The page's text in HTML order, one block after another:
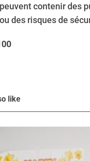
contenir des
des risques de
like